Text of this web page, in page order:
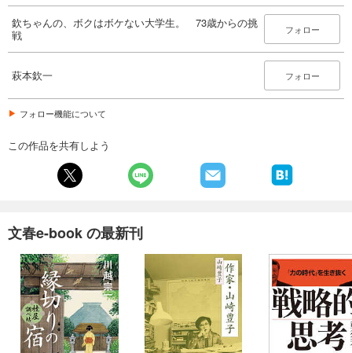
欽ちゃんの、ボクはボケない大学生。 73歳からの挑
戦
フォロー
萩本欽一 フォロー
フォロー機能について
この作品を共有しよう
文春e-book の最新刊